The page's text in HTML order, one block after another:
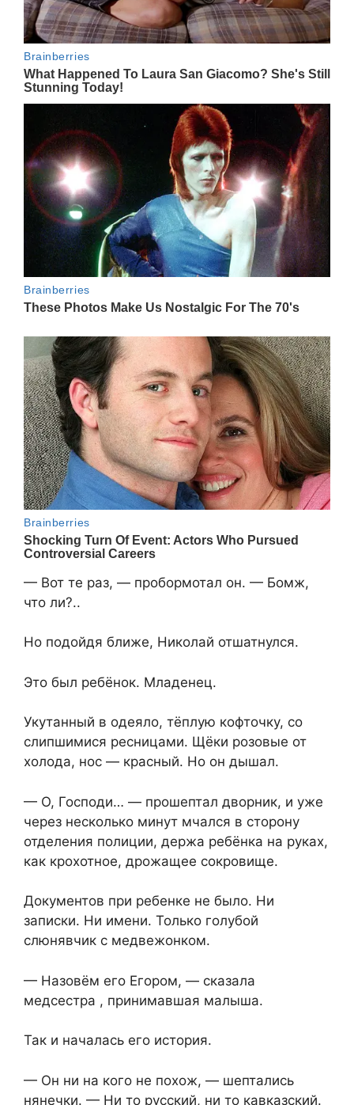
— Вот те раз, — пробормотал он. — Бомж,
что ли?..
Но подойдя ближе, Николай отшатнулся.
Это был ребёнок. Младенец.
Укутанный в одеяло, тёплую кофточку, со
слипшимися ресницами. Щёки розовые от
холода, нос — красный. Но он дышал.
— О, Господи… — прошептал дворник, и уже
через несколько минут мчался в сторону
отделения полиции, держа ребёнка на руках,
как крохотное, дрожащее сокровище.
Документов при ребенке не было. Ни
записки. Ни имени. Только голубой
слюнявчик с медвежонком.
— Назовём его Егором, — сказала
медсестра , принимавшая малыша.
Так и началась его история.
— Он ни на кого не похож, — шептались
нянечки. — Ни то русский, ни то кавказский.